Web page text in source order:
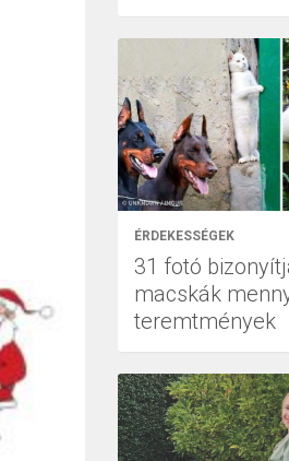
ÉRDEKESSÉGEK
31 fotó
macskák
teremtmények